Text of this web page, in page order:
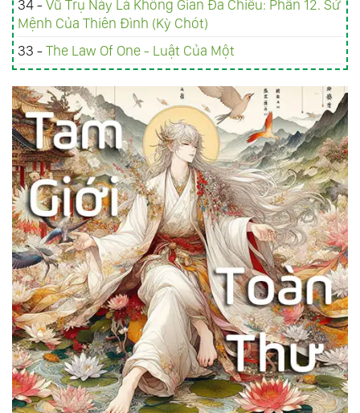
34 -Vũ Trụ Này Là Không Gian Đa Chiều: Phần 12. Sứ
Mệnh Của Thiên Đình (Kỳ Chót)
33 -The Law Of One - Luật Của Một